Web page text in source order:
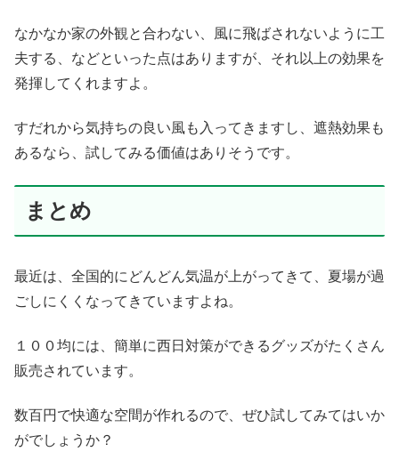
なかなか家の外観と合わない、風に飛ばされないように工
夫する、などといった点はありますが、それ以上の効果を
発揮してくれますよ。
すだれから気持ちの良い風も入ってきますし、遮熱効果も
あるなら、試してみる価値はありそうです。
まとめ
最近は、全国的にどんどん気温が上がってきて、夏場が過
ごしにくくなってきていますよね。
１００均には、簡単に西日対策ができるグッズがたくさん
販売されています。
数百円で快適な空間が作れるので、ぜひ試してみてはいか
がでしょうか？